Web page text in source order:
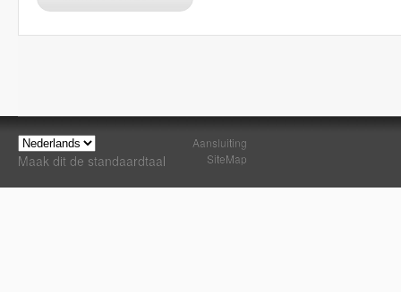
Maak dit de standaardtaal
Aansluiting
SiteMap